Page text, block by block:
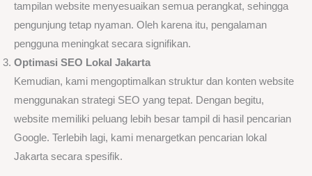
tampilan website menyesuaikan semua perangkat, sehingga
pengunjung tetap nyaman. Oleh karena itu, pengalaman
pengguna meningkat secara signifikan.
Optimasi SEO Lokal Jakarta
Kemudian, kami mengoptimalkan struktur dan konten website
menggunakan strategi SEO yang tepat. Dengan begitu,
website memiliki peluang lebih besar tampil di hasil pencarian
Google. Terlebih lagi, kami menargetkan pencarian lokal
Jakarta secara spesifik.